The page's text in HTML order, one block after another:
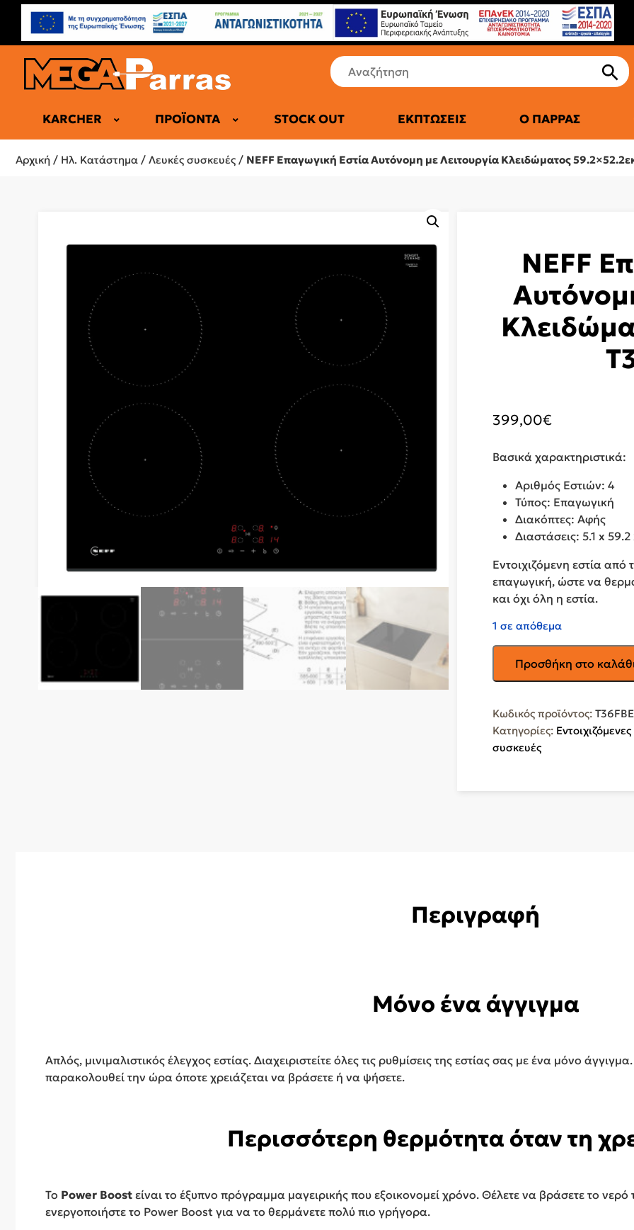
KARCHER ΠΡΟΪΌΝΤΑ
ΕΠΑΓΓΕΛΜΑΤΙΚΆ ΨΥΓΕΊΑ
STOCK OUT ΕΚΠΤΏΣΕΙΣ Ο ΠΑΡΡΆΣ
Αρχική / Ηλ. Κατάστημα / Λευκές συσκευές / NEFF Επαγωγική Εστία Αυτόνομη με Λειτουργία Κλειδώματος
NEFF
399,00€
Βασικά χαρακτηριστικά:
Αριθμός Εστιών: 4
Τύπος: Επαγωγική
Διακόπτες: Αφής
Διαστάσεις: 5.1 x
Εντοιχιζόμενη εστία
επαγωγική, ώστε να
και όχι όλη η εστία.
1 σε απόθεμα
Επαγωγική
με
Λειτουργία
Κλειδώματος
T36FBE1L0
Προσθήκη στο
Κωδικός προϊόντος:
Κατηγορίες:
συσκευές
Περιγραφή
Μόνο ένα άγγιγμα
Απλός, μινιμαλιστικός έλεγχος εστίας. Διαχειριστείτε όλες τις ρυθμίσεις της εστίας σας με ένα μόνο
παρακολουθεί την ώρα όποτε χρειάζεται να βράσετε ή να ψήσετε.
Περισσότερη θερμότητα όταν τη
Το Power Boost είναι το έξυπνο πρόγραμμα μαγειρικής που εξοικονομεί χρόνο. Θέλετε να βράσετε το
ενεργοποιήστε το Power Boost για να το θερμάνετε πολύ πιο γρήγορα.